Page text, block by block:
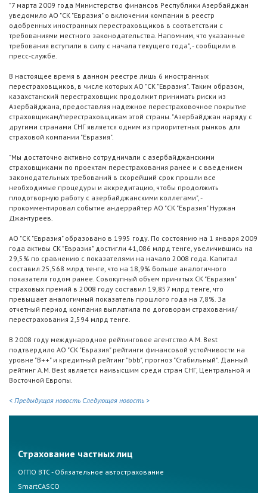
"7 марта 2009 года Министерство финансов Республики Азербайджан
уведомило АО "СК "Евразия" о включении компании в реестр
одобренных иностранных перестраховщиков в соответствии с
требованиями местного законодательства. Напомним, что указанные
требования вступили в силу с начала текущего года", - сообщили в
пресс-службе.
В настоящее время в данном реестре лишь 6 иностранных
перестраховщиков, в числе которых АО "СК "Евразия". Таким образом,
казахстанский перестраховщик продолжит принимать риски из
Азербайджана, предоставляя надежное перестраховочное покрытие
страховщикам/перестраховщикам этой страны. "Азербайджан наряду с
другими странами СНГ является одним из приоритетных рынков для
страховой компании "Евразия".
"Мы достаточно активно сотрудничали с азербайджанскими
страховщиками по проектам перестрахования ранее и с введением
законодательных требований в скорейший срок прошли все
необходимые процедуры и аккредитацию, чтобы продолжить
плодотворную работу с азербайджанскими коллегами", -
прокомментировал событие андеррайтер АО "СК "Евразия" Нуржан
Джантуреев.
АО "СК "Евразия" образовано в 1995 году. По состоянию на 1 января 2009
года активы СК "Евразия" достигли 41,086 млрд тенге, увеличившись на
29,5% по сравнению с показателями на начало 2008 года. Капитал
составил 25,568 млрд тенге, что на 18,9% больше аналогичного
показателя годом ранее. Совокупный объем принятых СК "Евразия"
страховых премий в 2008 году составил 19,857 млрд тенге, что
превышает аналогичный показатель прошлого года на 7,8%. За
отчетный период компания выплатила по договорам страхования/
перестрахования 2,594 млрд тенге.
В 2008 году международное рейтинговое агентство A.M. Best
подтвердило АО "СК "Евразия" рейтинги финансовой устойчивости на
уровне "B++" и кредитный рейтинг "bbb", прогноз "Стабильный". Данный
рейтинг A.M. Best является наивысшим среди стран СНГ, Центральной и
Восточной Европы.
< Предыдущая новость Следующая новость >
Страхование частных лиц
ОГПО ВТС - Обязательное автострахование
SmartCASCO